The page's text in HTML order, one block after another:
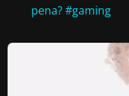
pena? #gaming